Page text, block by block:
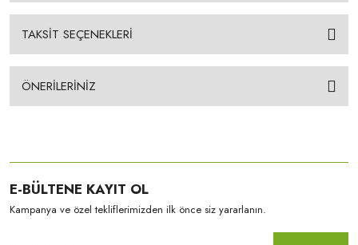
TAKSİT SEÇENEKLERİ
ÖNERİLERİNİZ
E-BÜLTENE KAYIT OL
Kampanya ve özel tekliflerimizden ilk önce siz yararlanın.